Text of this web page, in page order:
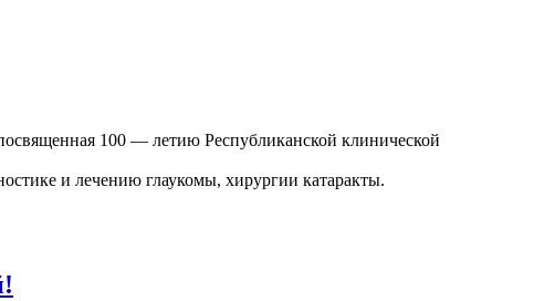
100 — летию Республиканской клинической
и лечению глаукомы, хирургии катаракты.